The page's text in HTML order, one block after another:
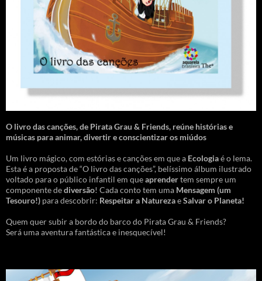
O livro das canções,de Pirata Grau & Friends, reúne histórias e
músicas para animar, divertir e conscientizar os miúdos
Um livro mágico, com estórias e canções em que a Ecologiaé o lema.
Esta é a proposta de “O livro das canções”, belíssimo álbum ilustrado
voltado para o público infantil em queaprendertem sempre um
componente dediversão! Cada conto tem uma Mensagem (um
Tesouro!) para descobrir: Respeitar a NaturezaeSalvar o Planeta!
Quem quer subir a bordo do barco do Pirata Grau & Friends?
Será uma aventura fantástica e inesquecível!